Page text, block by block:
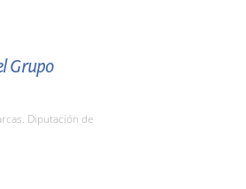
Grupo
Diputación de